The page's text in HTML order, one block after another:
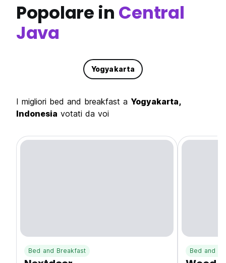
Popolare in Central
Java
Yogyakarta
I migliori bed and breakfast a Yogyakarta,
Indonesia votati da voi
Bed and Breakfast Bed and